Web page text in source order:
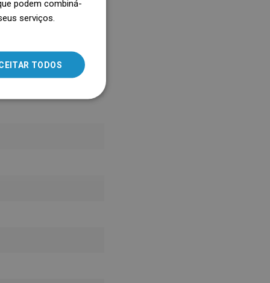
SLOVAK
ROMANIAN
FRENCH
podem combiná-
serviços.
TODOS